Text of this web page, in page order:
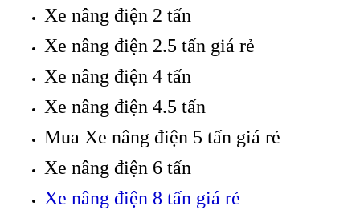
Xe nâng điện 2 tấn
Xe nâng điện 2.5 tấn giá rẻ
Xe nâng điện 4 tấn
Xe nâng điện 4.5 tấn
Mua Xe nâng điện 5 tấn giá rẻ
Xe nâng điện 6 tấn
Xe nâng điện 8 tấn giá rẻ